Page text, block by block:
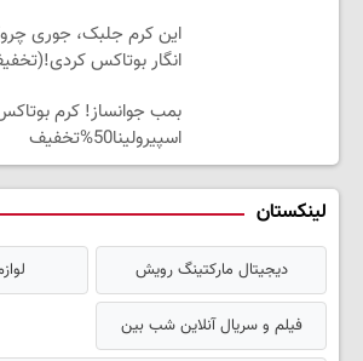
این کرم جلبک، جوری
انگار بوتاکس
بمب جوانساز! کرم
اسپیرولینا50%تخفیف
لینکستان
دیجیتال مارکتینگ رویش
فیلم و سریال آنلاین شب بین